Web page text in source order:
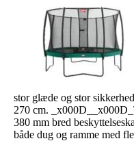
stor glæde og stor
270 cm.
380 mm bred
både dug og ramme med